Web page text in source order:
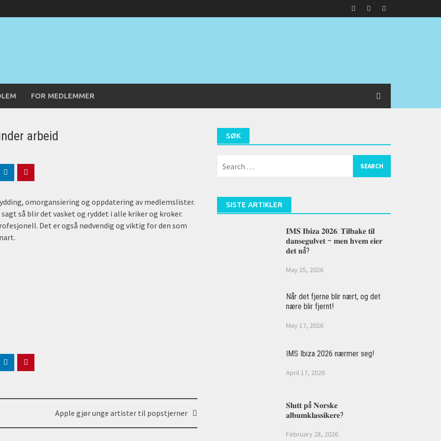
FOR MEDLEMMER
arbeid
omorgansiering og oppdatering av medlemslister.
så blir det vasket og ryddet i alle kriker og kroker.
Det er også nødvendig og viktig for den som
Apple gjør unge artister til popstjerner
SØK
for:
SISTE ARTIKLER
𝐈𝐌𝐒 𝐈𝐛𝐢𝐳𝐚 𝟐𝟎𝟐𝟔: 𝐓𝐢𝐥𝐛𝐚𝐤𝐞 𝐭𝐢𝐥
𝐝𝐚𝐧𝐬𝐞𝐠𝐮𝐥𝐯𝐞𝐭 – 𝐦𝐞𝐧 𝐡𝐯𝐞𝐦 𝐞𝐢𝐞𝐫
𝐝𝐞𝐭 𝐧å?
May 25, 2026
Når det fjerne blir nært, og det
nære blir fjernt!
May 17, 2026
IMS Ibiza 2026 nærmer seg!
April 17, 2026
𝐒𝐥𝐮𝐭𝐭 𝐩å 𝐍𝐨𝐫𝐬𝐤𝐞
𝐚𝐥𝐛𝐮𝐦𝐤𝐥𝐚𝐬𝐬𝐢𝐤𝐞𝐫𝐞?
February 28, 2026